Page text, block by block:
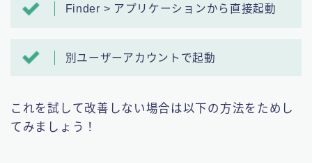
Finder > アプリケーションから直接起動
別ユーザーアカウントで起動
これを試して改善しない場合は以下の方法をためし
てみましょう！